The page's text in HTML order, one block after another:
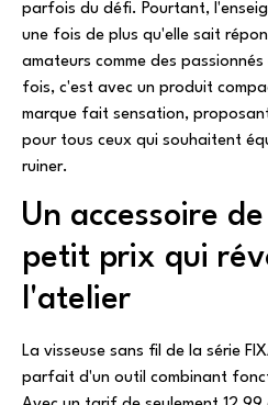
parfois du défi. Pourtant,
une fois de plus qu'elle sait
amateurs comme des
fois, c'est avec un produit
marque fait sensation,
pour tous ceux qui souhaitent
ruiner.
Un accessoire
petit prix qui
l'atelier
La visseuse sans fil de la série
parfait d'un outil combinant